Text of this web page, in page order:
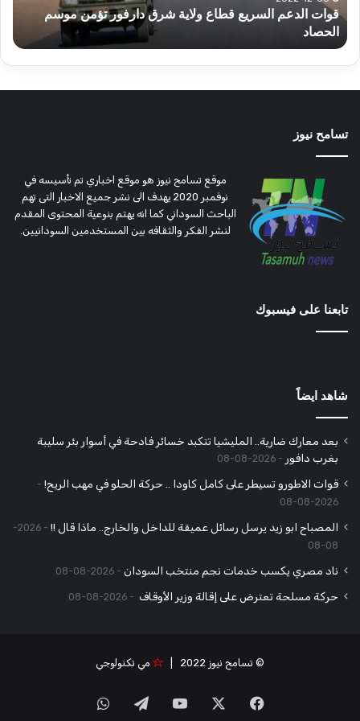
موسم
الحصاد
قوات الدعم السريع قطاع ولاية شرق دارفور تؤمن موسم
الحصاد
تسامح نيوز
موقع تسامح نيوز هو موقع اخباري تم تأسيسه في
نوفمبر 2020 يهدف الى نشر جميع الاخبار التى تهم
الباحث السوداني كما انه يهتم بنوعية المحتوى المقدم
لنشر الفكر والثقافه بين المستخدمين السودانيين.
تابعنا على فيسبوك
شاهد ايضاً
بعد معارك ضارية.. المليشيا تتكبد خسائر فادحة في أسوار بئر سليبة
بغرب دافور
2026-08-08
قوات الاطورو تسيطر على كامل كاودا .. حركة الحلو في مهب الريح!
2026-08-08
المصباح ابو زيد يرسل رسائل عميقة للداخل والخارج.. ماذا قال !!
2026-
08-08
ناد مصري يكسب خدمات نجم منتخب السودان 2026-08-08
حركة مسلحة تعترض على إقالة وزير الأوقاف 2026-08-08
© تسامح نيوز 2022 | مي تكنولوجي
فيسبوك ‫YouTubeتيلقرامواتساب